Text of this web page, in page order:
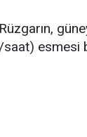
esmesi